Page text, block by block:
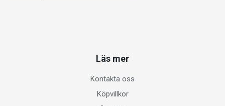
Läs mer
Kontakta oss
Köpvillkor